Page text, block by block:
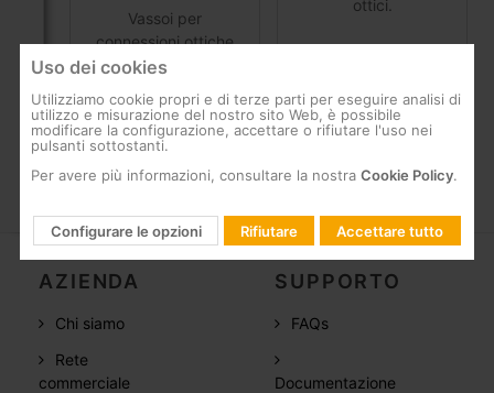
Vassoi per
connessioni ottiche
con vassoio
per la fusione.
ottici.
AZIENDA
Chi siamo
Rete
commerciale
SUPPORTO
FAQs
Documentazione
Uso dei cookies
Utilizziamo cookie propri e di terze parti per eseguire analisi di
utilizzo e misurazione del nostro sito Web, è possibile
modificare la configurazione, accettare o rifiutare l'uso nei
pulsanti sottostanti.
Per avere più informazioni, consultare la nostra Cookie Policy.
Configurare le opzioni Rifiutare Accettare tutto